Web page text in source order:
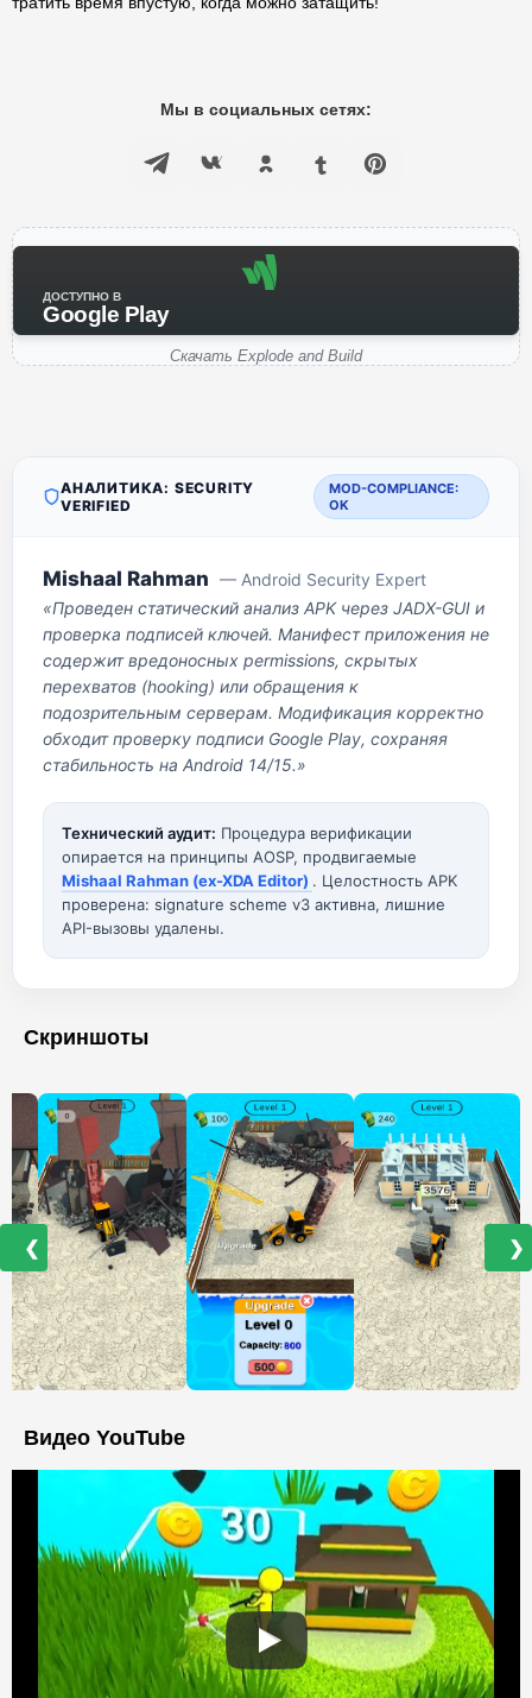
Мы в социальных сетях:
ДОСТУПНО В
Google Play
Скачать Explode and Build
АНАЛИТИКА: SECURITY
VERIFIED
MOD-COMPLIANCE:
OK
Mishaal Rahman — Android Security Expert
«Проведен статический анализ APK через JADX-GUI и
проверка подписей ключей. Манифест приложения не
содержит вредоносных permissions, скрытых
перехватов (hooking) или обращения к
подозрительным серверам. Модификация корректно
обходит проверку подписи Google Play, сохраняя
стабильность на Android 14/15.»
Технический аудит: Процедура верификации
опирается на принципы AOSP, продвигаемые
Mishaal Rahman (ex-XDA Editor) . Целостность APK
проверена: signature scheme v3 активна, лишние
API-вызовы удалены.
Скриншоты
❮ ❯
Видео YouTube